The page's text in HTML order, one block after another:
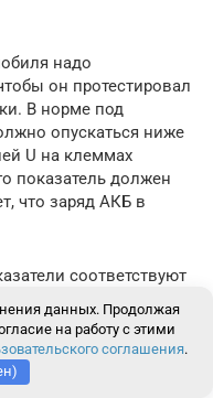
надо
он протестировал
В норме под
опускаться ниже
U на клеммах
показатель должен
что заряд АКБ в
соответствуют
казалось бы,
составляет не
данных. Продолжая
на работу с этими
соглашения.